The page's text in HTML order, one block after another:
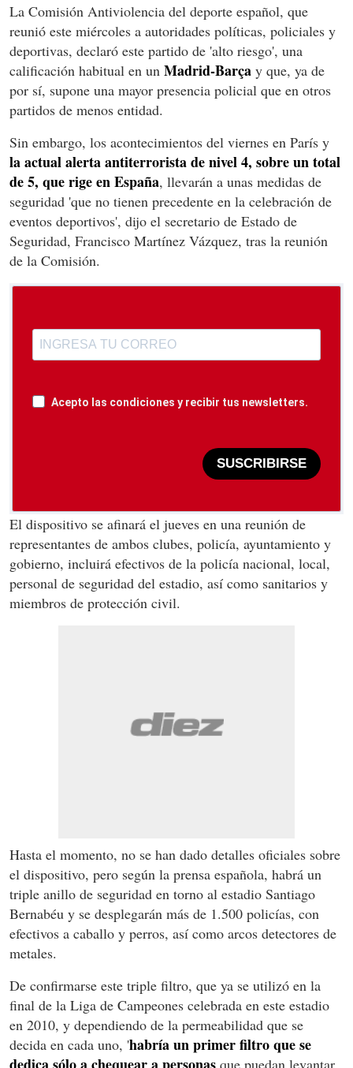
La Comisión Antiviolencia del deporte español, que
reunió este miércoles a autoridades políticas, policiales y
deportivas, declaró este partido de 'alto riesgo', una
calificación habitual en un Madrid-Barça y que, ya de
por sí, supone una mayor presencia policial que en otros
partidos de menos entidad.
Sin embargo, los acontecimientos del viernes en París y
la actual alerta antiterrorista de nivel 4, sobre un total
de 5, que rige en España, llevarán a unas medidas de
seguridad 'que no tienen precedente en la celebración de
eventos deportivos', dijo el secretario de Estado de
Seguridad, Francisco Martínez Vázquez, tras la reunión
de la Comisión.
Acepto las condiciones y recibir tus newsletters.
SUSCRIBIRSE
El dispositivo se afinará el jueves en una reunión de
representantes de ambos clubes, policía, ayuntamiento y
gobierno, incluirá efectivos de la policía nacional, local,
personal de seguridad del estadio, así como sanitarios y
miembros de protección civil.
Hasta el momento, no se han dado detalles oficiales sobre
el dispositivo, pero según la prensa española, habrá un
triple anillo de seguridad en torno al estadio Santiago
Bernabéu y se desplegarán más de 1.500 policías, con
efectivos a caballo y perros, así como arcos detectores de
metales.
De confirmarse este triple filtro, que ya se utilizó en la
final de la Liga de Campeones celebrada en este estadio
en 2010, y dependiendo de la permeabilidad que se
decida en cada uno, 'habría un primer filtro que se
dedica sólo a chequear a personas que puedan levantar